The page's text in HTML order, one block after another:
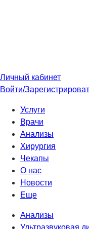
Личный кабинет
Войти/
Услуги
Врачи
Анализы
Хирургия
Чекапы
О нас
Новости
Еще
Анализы
Ультразвуковая